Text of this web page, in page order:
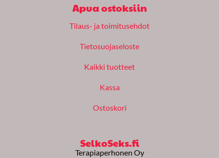
b
o
a
r
m
u
e
Apua ostoksiin
Tilaus- ja toimitusehdot
Tietosuojaseloste
Kaikki tuotteet
Kassa
Ostoskori
SelkoSeks.fi
Terapiaperhonen Oy